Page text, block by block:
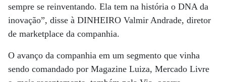
sempre se reinventando. Ela tem na história o DNA da
inovação”, disse à DINHEIRO Valmir Andrade, diretor
de marketplace da companhia.
O avanço da companhia em um segmento que vinha
sendo comandado por Magazine Luiza, Mercado Livre